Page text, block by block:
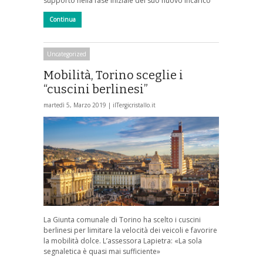
Continua
Uncategorized
Mobilità, Torino sceglie i
“cuscini berlinesi”
martedì 5, Marzo 2019 | ilTergicristallo.it
La Giunta comunale di Torino ha scelto i cuscini
berlinesi per limitare la velocità dei veicoli e favorire
la mobilità dolce. L’assessora Lapietra: «La sola
segnaletica è quasi mai sufficiente»